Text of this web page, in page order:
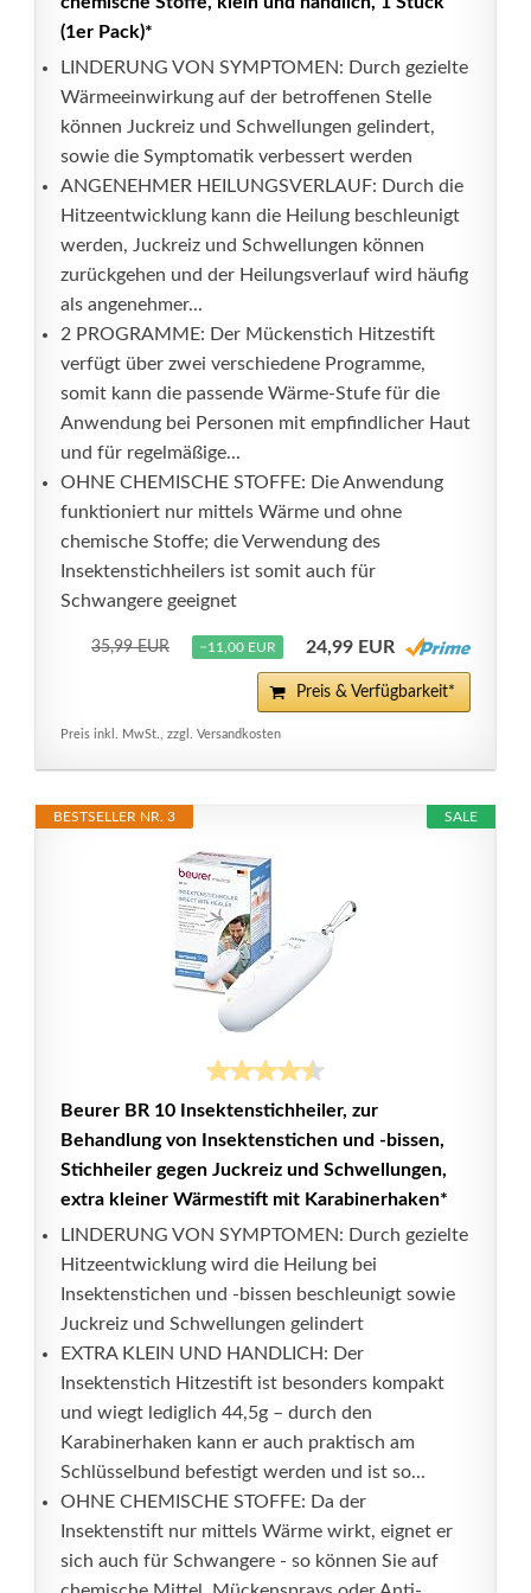
(1er Pack)*
LINDERUNG VON SYMPTOMEN: Durch gezielte
Wärmeeinwirkung auf der betroffenen Stelle
können Juckreiz und Schwellungen gelindert,
sowie die Symptomatik verbessert werden
ANGENEHMER HEILUNGSVERLAUF: Durch die
Hitzeentwicklung kann die Heilung beschleunigt
werden, Juckreiz und Schwellungen können
zurückgehen und der Heilungsverlauf wird häufig
als angenehmer...
2 PROGRAMME: Der Mückenstich Hitzestift
verfügt über zwei verschiedene Programme,
somit kann die passende Wärme-Stufe für die
Anwendung bei Personen mit empfindlicher Haut
und für regelmäßige...
OHNE CHEMISCHE STOFFE: Die Anwendung
funktioniert nur mittels Wärme und ohne
chemische Stoffe; die Verwendung des
Insektenstichheilers ist somit auch für
Schwangere geeignet
35,99 EUR −11,00 EUR 24,99 EUR
Preis & Verfügbarkeit*
Preis inkl. MwSt., zzgl. Versandkosten
SALE
BESTSELLER NR. 3
Beurer BR 10 Insektenstichheiler, zur
Behandlung von Insektenstichen und -bissen,
Stichheiler gegen Juckreiz und Schwellungen,
extra kleiner Wärmestift mit Karabinerhaken*
LINDERUNG VON SYMPTOMEN: Durch gezielte
Hitzeentwicklung wird die Heilung bei
Insektenstichen und -bissen beschleunigt sowie
Juckreiz und Schwellungen gelindert
EXTRA KLEIN UND HANDLICH: Der
Insektenstich Hitzestift ist besonders kompakt
und wiegt lediglich 44,5g – durch den
Karabinerhaken kann er auch praktisch am
Schlüsselbund befestigt werden und ist so...
OHNE CHEMISCHE STOFFE: Da der
Insektenstift nur mittels Wärme wirkt, eignet er
sich auch für Schwangere - so können Sie auf